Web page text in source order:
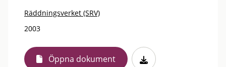
Räddningsverket (SRV)
2003
Öppna dokument